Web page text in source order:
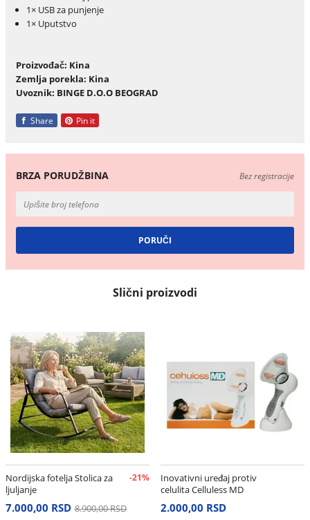
1× USB za punjenje
1× Uputstvo
Proizvođač: Kina
Zemlja porekla: Kina
Uvoznik: BINGE D.O.O BEOGRAD
Share Pin it
BRZA PORUDŽBINA Bez registracije
Slični proizvodi
Nordijska fotelja Stolica za
ljuljanje
-21%
7.000,00 RSD 8.900,00 RSD
Inovativni uređaj protiv
celulita Celluless MD
2.000,00 RSD